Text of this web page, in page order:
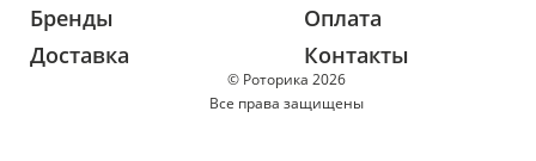
© Роторика 2026
Все права защищены
Бренды
Оплата
Доставка
Контакты